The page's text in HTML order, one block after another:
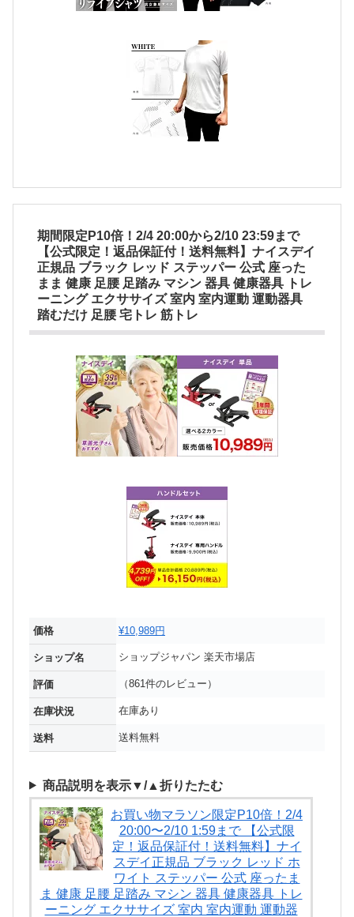
期間限定P10倍！2/4 20:00から2/10 23:59まで
【公式限定！返品保証付！送料無料】ナイスデイ
正規品 ブラック レッド ステッパー 公式 座った
まま 健康 足腰 足踏み マシン 器具 健康器具 トレ
ーニング エクササイズ 室内 室内運動 運動器具
踏むだけ 足腰 宅トレ 筋トレ
価格 ¥10,989円
ショップ名 ショップジャパン 楽天市場店
評価 （861件のレビュー）
在庫状況 在庫あり
送料 送料無料
商品説明を表示▼/▲折りたたむ
お買い物マラソン限定P10倍！2/4
20:00〜2/10 1:59まで 【公式限
定！返品保証付！送料無料】ナイ
スデイ正規品 ブラック レッド ホ
ワイト ステッパー 公式 座ったま
ま 健康 足腰 足踏み マシン 器具 健康器具 トレ
ーニング エクササイズ 室内 室内運動 運動器